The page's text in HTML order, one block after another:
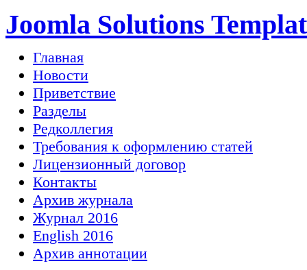
Joomla Solutions
Главная
Новости
Приветствие
Разделы
Редколлегия
Требования к оформлению статей
Лицензионный договор
Контакты
Архив журнала
Журнал 2016
English 2016
Архив аннотации